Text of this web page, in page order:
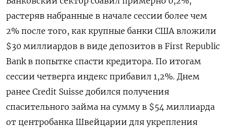
растеряв набранные в начале сессии более чем
2% после того, как крупные банки США вложили
$30 миллиардов в виде депозитов в First Republic
Bank в попытке спасти кредитора. По итогам
сессии четверга индекс прибавил 1,2%. Днем
ранее Credit Suisse добился получения
спасительного займа на сумму в $54 миллиарда
от центробанка Швейцарии для укрепления